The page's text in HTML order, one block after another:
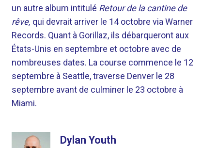
un autre album intitulé Retour de la cantine de
rêve, qui devrait arriver le 14 octobre via Warner
Records. Quant à Gorillaz, ils débarqueront aux
États-Unis en septembre et octobre avec de
nombreuses dates. La course commence le 12
septembre à Seattle, traverse Denver le 28
septembre avant de culminer le 23 octobre à
Miami.
Dylan Youth